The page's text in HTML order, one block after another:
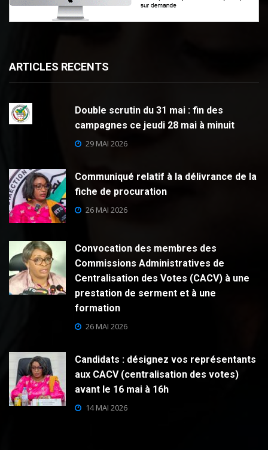
ARTICLES RECENTS
Double scrutin du 31 mai : fin des
campagnes ce jeudi 28 mai à minuit
29 MAI 2026
Communiqué relatif à la délivrance de la
fiche de procuration
26 MAI 2026
Convocation des membres des
Commissions Administratives de
Centralisation des Votes (CACV) à une
prestation de serment et à une
formation
26 MAI 2026
Candidats : désignez vos représentants
aux CACV (centralisation des votes)
avant le 16 mai à 16h
14 MAI 2026